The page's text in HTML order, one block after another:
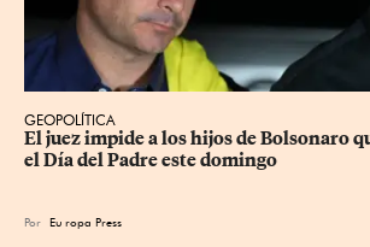
GEOPOLÍTICA
El juez impide a los hijos de Bolsonaro
el Día del Padre este domingo
Por Eu ropa Press